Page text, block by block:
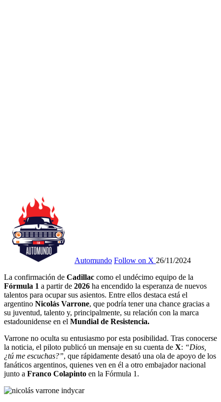
Automundo Follow on X 26/11/2024
La confirmación de Cadillac como el undécimo equipo de la
Fórmula 1 a partir de 2026 ha encendido la esperanza de nuevos
talentos para ocupar sus asientos. Entre ellos destaca está el
argentino Nicolás Varrone, que podría tener una chance gracias a
su juventud, talento y, principalmente, su relación con la marca
estadounidense en el Mundial de Resistencia.
Varrone no oculta su entusiasmo por esta posibilidad. Tras conocerse
la noticia, el piloto publicó un mensaje en su cuenta de X: “Dios,
¿tú me escuchas?”, que rápidamente desató una ola de apoyo de los
fanáticos argentinos, quienes ven en él a otro embajador nacional
junto a Franco Colapinto en la Fórmula 1.